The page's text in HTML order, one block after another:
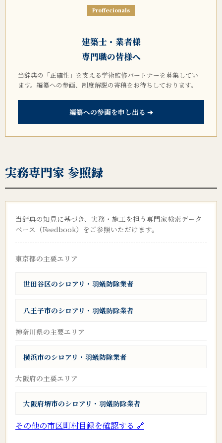
Proffecionals
建築士・業者様
専門職の皆様へ
当辞典の「正確性」を支える学術監修パートナーを募集してい
ます。編纂への参画、制度解説の寄稿をお待ちしております。
編纂への参画を申し出る ➔
実務専門家 参照録
当辞典の知見に基づき、実務・施工を担う専門家検索データ
ベース（Feedbook）をご参照いただけます。
東京都の主要エリア
世田谷区のシロアリ・羽蟻防除業者
八王子市のシロアリ・羽蟻防除業者
神奈川県の主要エリア
横浜市のシロアリ・羽蟻防除業者
大阪府の主要エリア
大阪府堺市のシロアリ・羽蟻防除業者
その他の市区町村目録を確認する 🔗